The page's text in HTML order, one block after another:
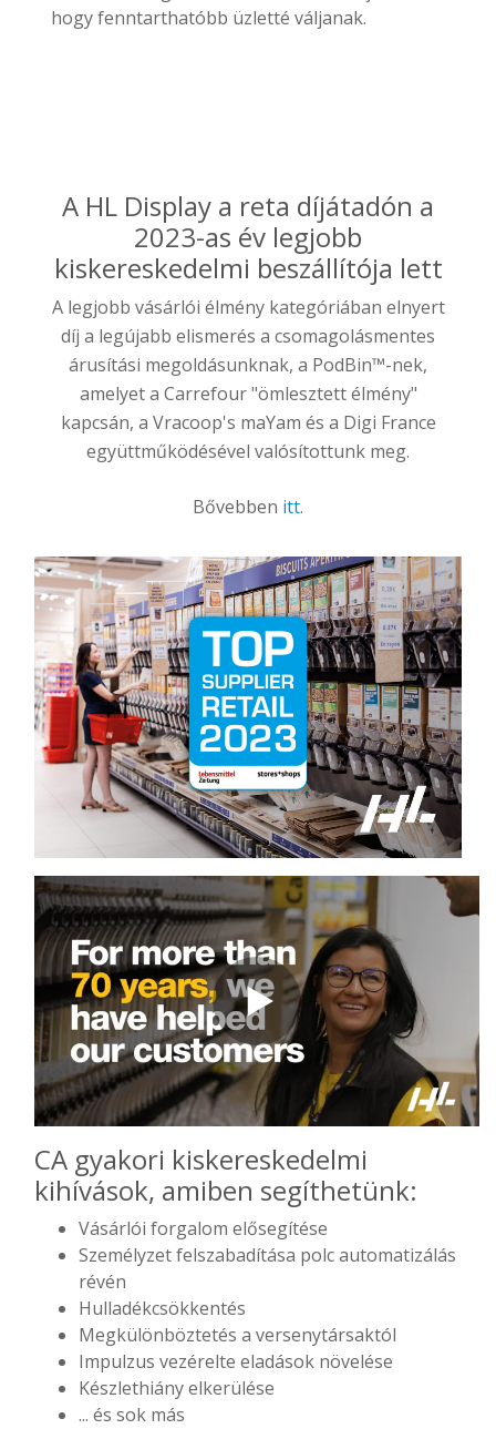
hogy fenntarthatóbb üzletté váljanak.
A HL Display a reta díjátadón a
2023-as év legjobb
kiskereskedelmi beszállítója lett
A legjobb vásárlói élmény kategóriában elnyert
díj a legújabb elismerés a csomagolásmentes
árusítási megoldásunknak, a PodBin™-nek,
amelyet a Carrefour "ömlesztett élmény"
kapcsán, a Vracoop's maYam és a Digi France
együttműködésével valósítottunk meg.
Bővebben itt.
CA gyakori kiskereskedelmi
kihívások, amiben segíthetünk:
Vásárlói forgalom elősegítése
Személyzet felszabadítása polc automatizálás
révén
Hulladékcsökkentés
Megkülönböztetés a versenytársaktól
Impulzus vezérelte eladások növelése
Készlethiány elkerülése
... és sok más